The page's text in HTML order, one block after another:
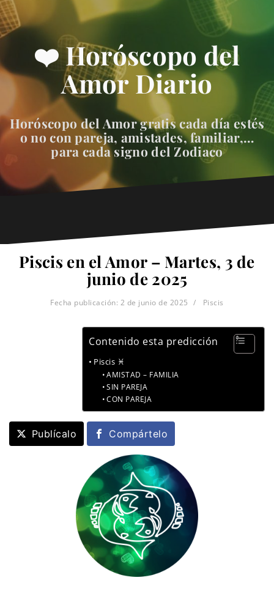
❤️ Horóscopo del
Amor Diario
Horóscopo del Amor gratis cada día estés
o no con pareja, amistades, familiar,…
para cada signo del Zodiaco
Piscis en el Amor – Martes, 3 de
junio de 2025
Fecha publicación: 2 de junio de 2025 Piscis
Contenido esta predicción
Piscis ♓
AMISTAD – FAMILIA
SIN PAREJA
CON PAREJA
Publícalo Compártelo